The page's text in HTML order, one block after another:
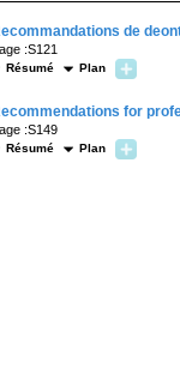
de
:S121
Résumé Plan
for
:S149
Résumé Plan